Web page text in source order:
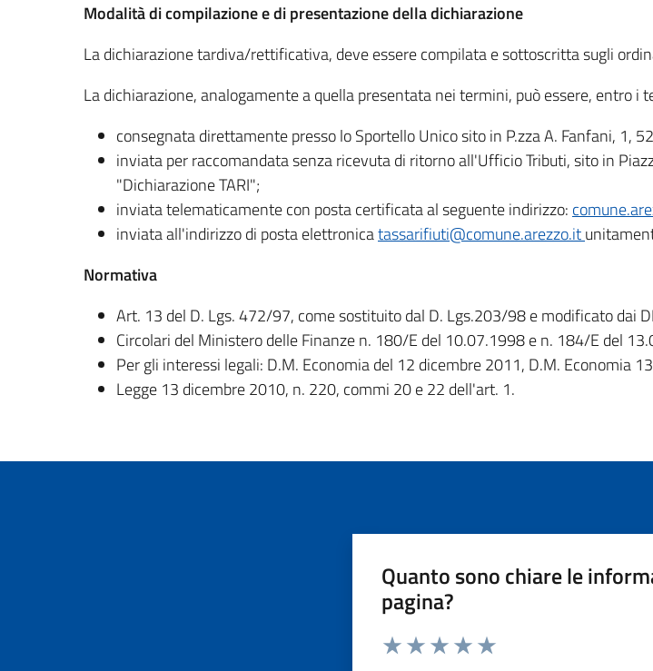
Modalità di compilazione e di presentazione della dichiarazione
La dichiarazione tardiva/rettificativa, deve essere compilata e sottoscritta sugli
La dichiarazione, analogamente a quella presentata nei termini, può essere, entro i
consegnata direttamente presso lo Sportello Unico sito in P.zza A. Fanfani, 1,
inviata per raccomandata senza ricevuta di ritorno all'Ufficio Tributi, sito in
"Dichiarazione TARI";
inviata telematicamente con posta certificata al seguente indirizzo:
inviata all'indirizzo di posta elettronicatassarifiuti@comune.arezzo.it
Normativa
Art. 13 del D. Lgs. 472/97, come sostituito dal D. Lgs.203/98 e modificato
Circolari del Ministero delle Finanze n. 180/E del 10.07.1998 e n. 184/E del
Per gli interessi legali: D.M. Economia del 12 dicembre 2011, D.M.
Legge 13 dicembre 2010, n. 220, commi 20 e 22 dell'art. 1.
Quanto sono chiare le
pagina?
Valuta da 1 a 5 stelle la pagina